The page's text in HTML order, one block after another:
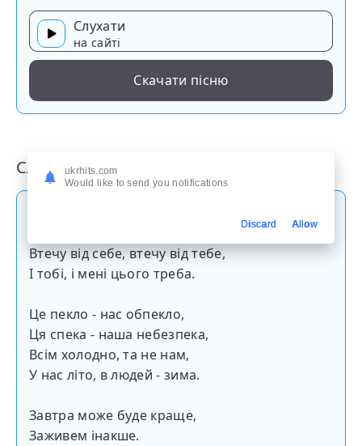
Слухати
на сайті
Скачати пісню
Слова пісні
Втечу від себе, втечу від тебе,
І тобі, і мені цього треба.
Це пекло - нас обпекло,
Ця спека - наша небезпека,
Всім холодно, та не нам,
У нас літо, в людей - зима.
Завтра може буде краще,
Заживем інакше.
ukrhits.com
Would like to send you notifications
Discard Allow